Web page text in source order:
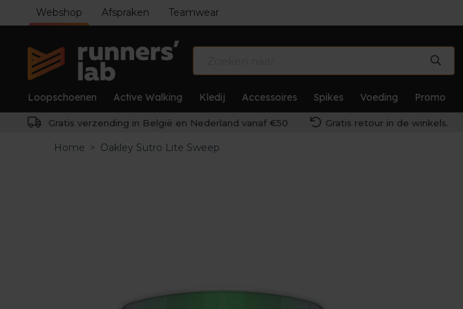
Webshop Afspraken Teamwear
Loopschoenen Active Walking Kledij Accessoires Spikes Voeding Promo
Gratis verzending in België en Nederland vanaf €50 Gratis retour in de winkels.
Home > Oakley Sutro Lite Sweep